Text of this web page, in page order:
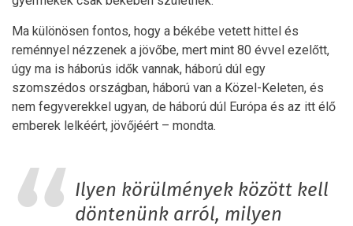
Ma különösen fontos, hogy a békébe vetett hittel és
reménnyel nézzenek a jövőbe, mert mint 80 évvel ezelőtt,
úgy ma is háborús idők vannak, háború dúl egy
szomszédos országban, háború van a Közel-Keleten, és
nem fegyverekkel ugyan, de háború dúl Európa és az itt élő
emberek lelkéért, jövőjéért – mondta.
Ilyen körülmények között kell
döntenünk arról, milyen